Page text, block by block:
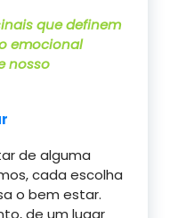
que definem
emocional
nosso
de alguma
cada escolha
o bem estar.
de um lugar